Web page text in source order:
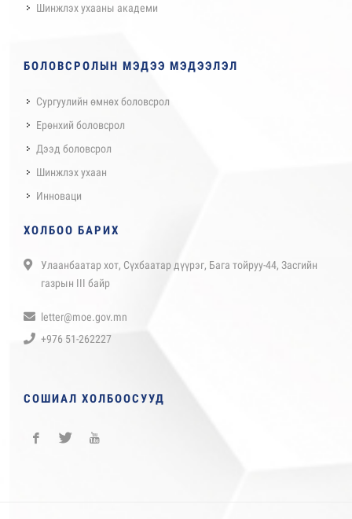
Шинжлэх ухааны академи
БОЛОВСРОЛЫН МЭДЭЭ МЭДЭЭЛЭЛ
Сургуулийн өмнөх боловсрол
Ерөнхий боловсрол
Дээд боловсрол
Шинжлэх ухаан
Инноваци
ХОЛБОО БАРИХ
Улаанбаатар хот, Сүхбаатар дүүрэг, Бага тойруу-44, Засгийн
газрын III байр
letter@moe.gov.mn
+976 51-262227
СОШИАЛ ХОЛБООСУУД